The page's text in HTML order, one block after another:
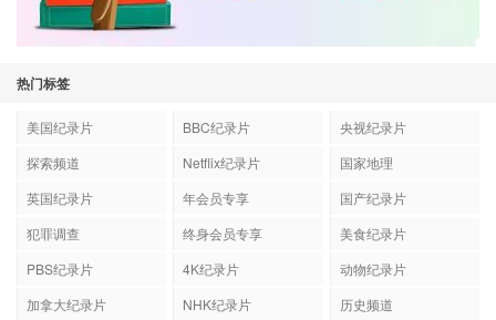
热门标签
美国纪录片 BBC纪录片
央视纪录片
探索频道
Netflix纪录片
国家地理
英国纪录片
年会员专享
国产纪录片
犯罪调查
终身会员专享
美食纪录片
PBS纪录片
4K纪录片
动物纪录片
加拿大纪录片
NHK纪录片
历史频道